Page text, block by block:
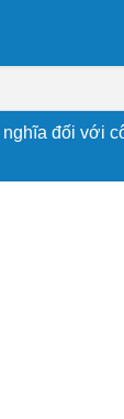
đối với